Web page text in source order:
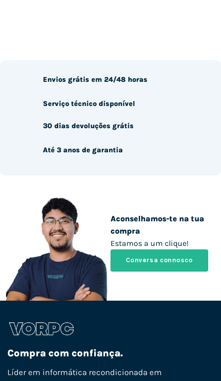
Aconselhamos-te na tua
compra
Estamos a um clique!
Conversa connosco
Envios grátis em 24/48 horas
Serviço técnico disponível
30 dias devoluções grátis
Até 3 anos de garantia
Compra com confiança.
Líder em informática recondicionada em